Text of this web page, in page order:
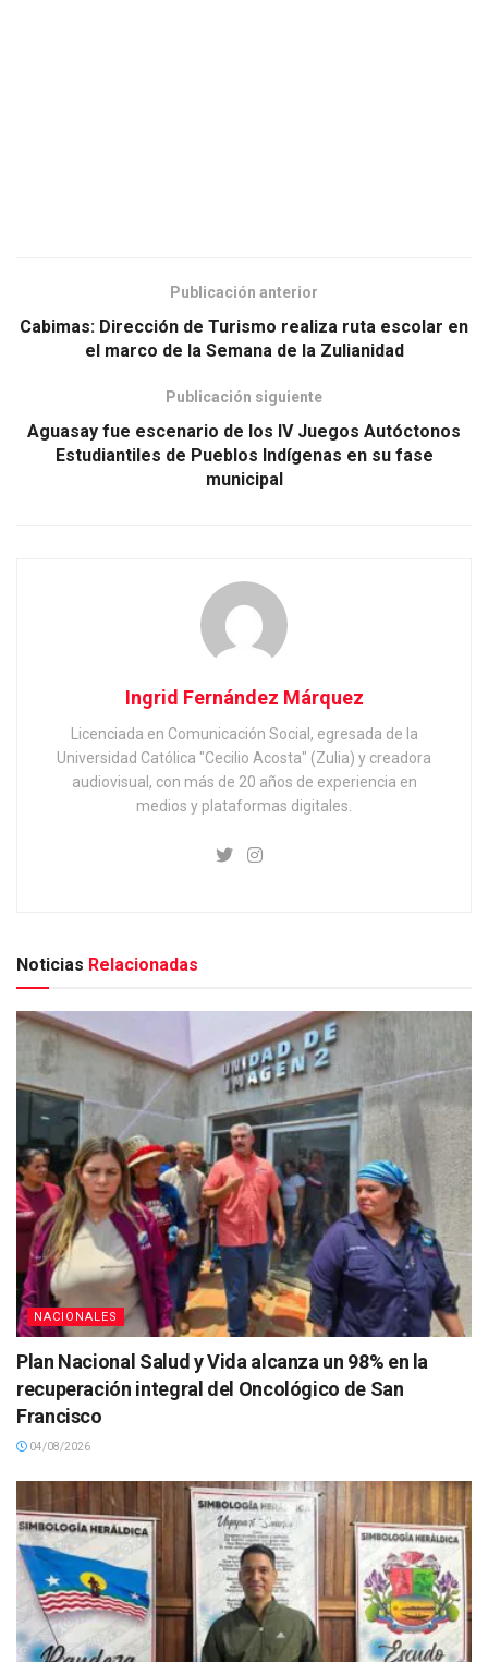
Publicación anterior
Cabimas: Dirección de Turismo realiza ruta escolar en
el marco de la Semana de la Zulianidad
Publicación siguiente
Aguasay fue escenario de los IV Juegos Autóctonos
Estudiantiles de Pueblos Indígenas en su fase
municipal
Ingrid Fernández Márquez
Licenciada en Comunicación Social, egresada de la
Universidad Católica "Cecilio Acosta" (Zulia) y creadora
audiovisual, con más de 20 años de experiencia en
medios y plataformas digitales.
Noticias Relacionadas
NACIONALES
Plan Nacional Salud y Vida alcanza un 98% en la
recuperación integral del Oncológico de San
Francisco
04/08/2026